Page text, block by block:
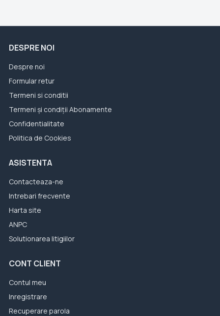
DESPRE NOI
Despre noi
Formular retur
Termeni si conditii
Termeni și condiții Abonamente
Confidentialitate
Politica de Cookies
ASISTENTA
Contacteaza-ne
Intrebari frecvente
Harta site
ANPC
Solutionarea litigiilor
CONT CLIENT
Contul meu
Inregistrare
Recuperare parola